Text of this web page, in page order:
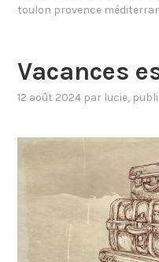
toulon provence
Vacances
12 août 2024 par lucie,